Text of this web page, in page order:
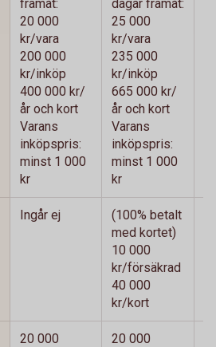
framåt:
20 000
kr/vara
200 000
kr/inköp
400 000 kr/
år och kort
Varans
inköpspris:
minst 1 000
kr
dagar framåt:
25 000
kr/vara
235 000
kr/inköp
665 000 kr/
år och kort
Varans
inköpspris:
minst 1 000
kr
Ingår ej
(100% betalt
med kortet)
10 000
kr/försäkrad
40 000
kr/kort
20 000
20 000